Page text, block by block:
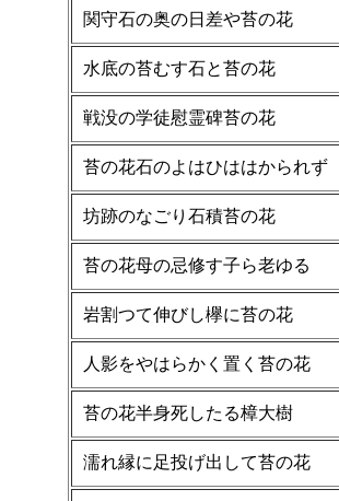
関守石の奥の日差や苔の花
水底の苔むす石と苔の花
戦没の学徒慰霊碑苔の花
苔の花石のよはひははかられず
坊跡のなごり石積苔の花
苔の花母の忌修す子ら老ゆる
岩割つて伸びし欅に苔の花
人影をやはらかく置く苔の花
苔の花半身死したる樟大樹
濡れ縁に足投げ出して苔の花